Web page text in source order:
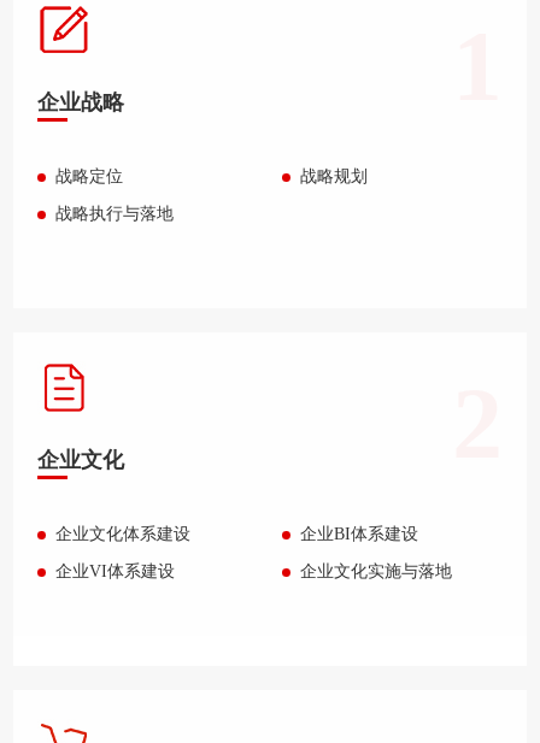
企业战略
战略定位 战略规划
战略执行与落地
企业文化
企业文化体系建设 企业BI体系建设
企业VI体系建设 企业文化实施与落地